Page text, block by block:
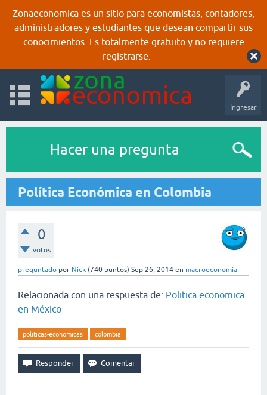
Zonaeconomica es un sitio para economistas, contadores,
administradores y estudiantes que desean compartir sus
conocimientos. Es totalmente gratuito y no requiere
registrarse.
Ingresar
Hacer una pregunta
Política Económica en Colombia
0
votos
preguntado por Nick (740 puntos) Sep 26, 2014 en macroeconomía
Relacionada con una respuesta de: Politica economica
en México
politicas-economicas colombia